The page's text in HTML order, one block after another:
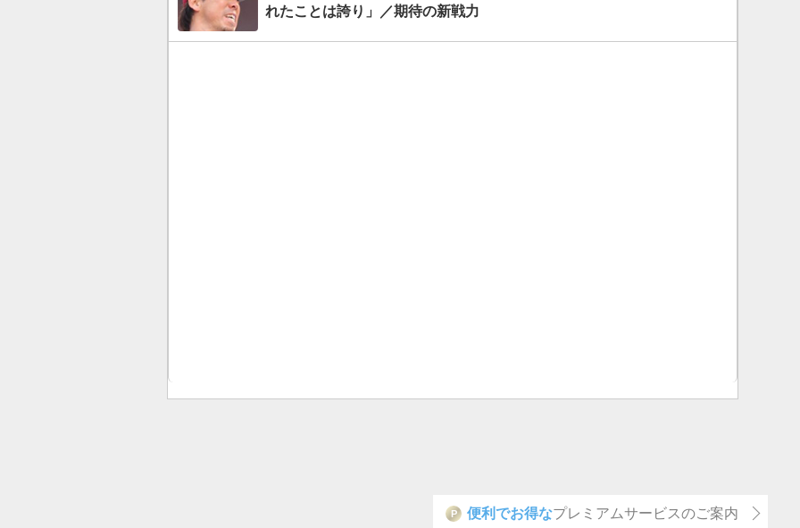
れたことは誇り」／期待の新戦力
P 便利でお得なプレミアムサービスのご案内